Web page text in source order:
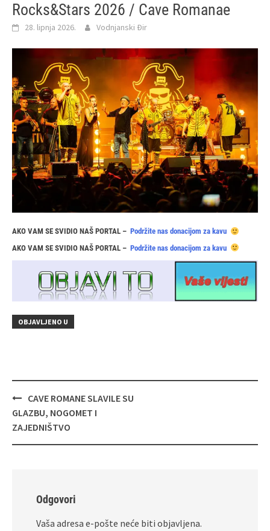
Rocks&Stars 2026 / Cave Romanae
28. lipnja 2026. Vodnjanski Đir
AKO VAM SE SVIDIO NAŠ PORTAL – Podržite nas donacijom za kavu
AKO VAM SE SVIDIO NAŠ PORTAL – Podržite nas donacijom za kavu
OBJAVLJENO U
Navigacija
objava
CAVE ROMANE SLAVILE SU
GLAZBU, NOGOMET I
ZAJEDNIŠTVO
Odgovori
Vaša adresa e-pošte neće biti objavljena.